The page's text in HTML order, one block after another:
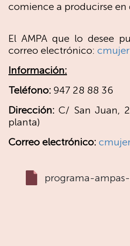
comience a producirse
El AMPA que lo desee
correo electrónico:
Información:
Teléfono: 947 28 88 36
Dirección:C/ San Juan,
planta)
Correo electrónico:
programa-